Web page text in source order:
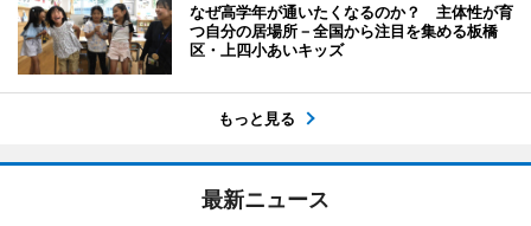
なぜ高学年が通いたくなるのか？ 主体性が育
つ自分の居場所－全国から注目を集める板橋
区・上四小あいキッズ
もっと見る
最新ニュース